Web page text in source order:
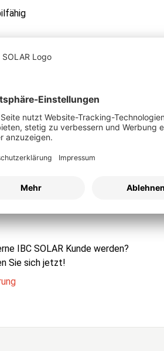
IBC SOLAR Kunde werden?
Sie sich jetzt!